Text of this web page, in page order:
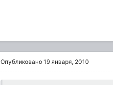
Опубликовано 19 января, 2010